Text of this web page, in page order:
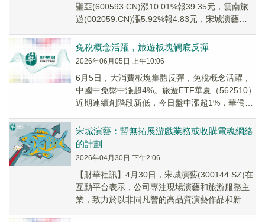
聖亞(600593.CN)漲10.01%報39.35元，雲南旅
遊(002059.CN)漲5.92%報4.83元，宋城演藝
免稅概念活躍，旅遊板塊觸底反彈
2026年06月05日 上午10:06
6月5日，大消費板塊集體反彈，免稅概念活躍，
中國中免盤中漲超4%。旅遊ETF華夏（562510）
近期連續創階段新低，今日盤中漲超1%，華僑城
宋城演藝：暫無拓展游戲業務或收購電魂網絡
的計劃
2026年04月30日 下午2:06
【財華社訊】4月30日，宋城演藝(300144.SZ)在
互動平台表示，公司專注現場演藝和旅游服務主
業，致力於以非同凡響的高品質演藝作品和新奇